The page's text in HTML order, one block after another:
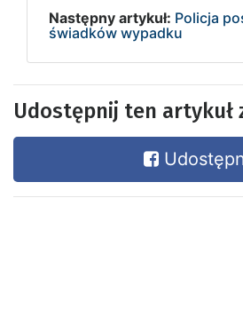
Następny artykuł: Policja
świadków wypadku
Udostępnij ten artykuł